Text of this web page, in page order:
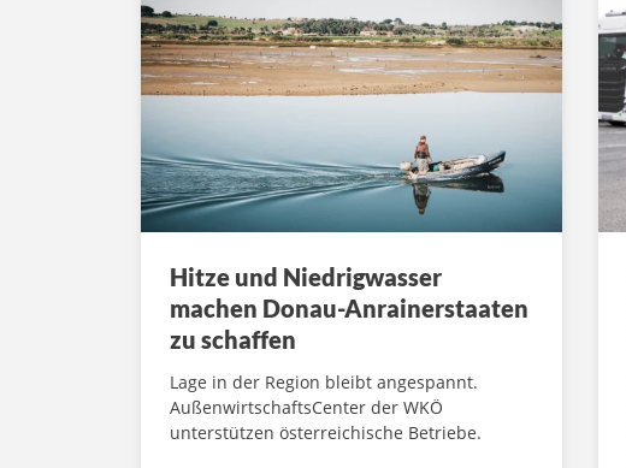
Hitze und Niedrigwasser
machen Donau-Anrainerstaaten
zu schaffen
Lage in der Region bleibt angespannt.
AußenwirtschaftsCenter der WKÖ
unterstützen österreichische Betriebe.